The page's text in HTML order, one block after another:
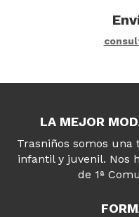
LA MEJOR
Trasniños somos una
infantil y juvenil. Nos
de 1ª